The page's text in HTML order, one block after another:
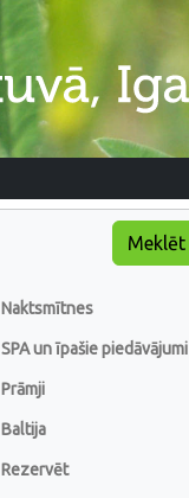
Meklēt
Naktsmītnes
SPA un īpašie piedāvājumi
Prāmji
Baltija
Rezervēt